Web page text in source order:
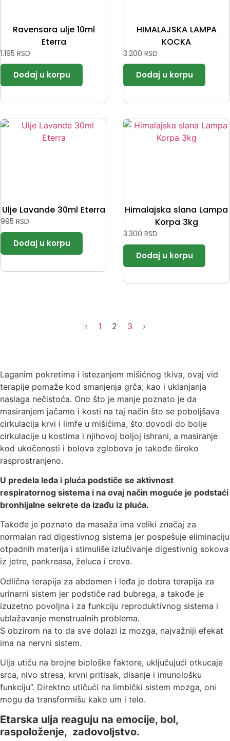
Ravensara ulje 10ml
Eterra
1.195 RSD
HIMALAJSKA LAMPA
KOCKA
3.200 RSD
Ulje Lavande 30ml Eterra
995 RSD
Himalajska slana Lampa
Korpa 3kg
3.300 RSD
‹ 1 2 3 ›
Laganim pokretima i istezanjem mišićnog tkiva, ovaj vid
terapije pomaže kod smanjenja grča, kao i uklanjanja
naslaga nečistoća. Ono što je manje poznato je da
masiranjem jačamo i kosti na taj način što se poboljšava
cirkulacija krvi i limfe u mišićima, što dovodi do bolje
cirkulacije u kostima i njihovoj boljoj ishrani, a masiranje
kod ukočenosti i bolova zglobova je takođe široko
rasprostranjeno.
U predela leđa i pluća podstiče se aktivnost
respiratornog sistema i na ovaj način moguće je podstaći
bronhijalne sekrete da izađu iz pluća.
Takođe je poznato da masaža ima veliki značaj za
normalan rad digestivnog sistema jer pospešuje eliminaciju
otpadnih materija i stimuliše izlučivanje digestivnig sokova
iz jetre, pankreasa, želuca i creva.
Odlična terapija za abdomen i leđa je dobra terapija za
urinarni sistem jer podstiče rad bubrega, a takođe je
izuzetno povoljna i za funkciju reproduktivnog sistema i
ublažavanje menstrualnih problema.
S obzirom na to da sve dolazi iz mozga, najvažniji efekat
ima na nervni sistem.
Ulja utiču na brojne biološke faktore, uključujući otkucaje
srca, nivo stresa, krvni pritisak, disanje i imunološku
funkciju”. Direktno utičući na limbički sistem mozga, oni
mogu da transformišu kako um i telo.
Etarska ulja reaguju na emocije, bol,
raspoloženje, zadovoljstvo.